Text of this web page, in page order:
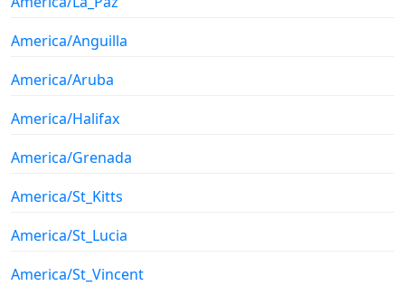
America/Anguilla
America/Aruba
America/Halifax
America/Grenada
America/St_Kitts
America/St_Lucia
America/St_Vincent